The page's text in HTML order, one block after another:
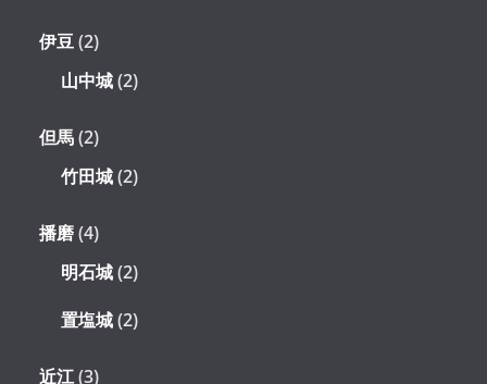
伊豆(2)
山中城(2)
但馬(2)
竹田城(2)
播磨(4)
明石城(2)
置塩城(2)
近江(3)